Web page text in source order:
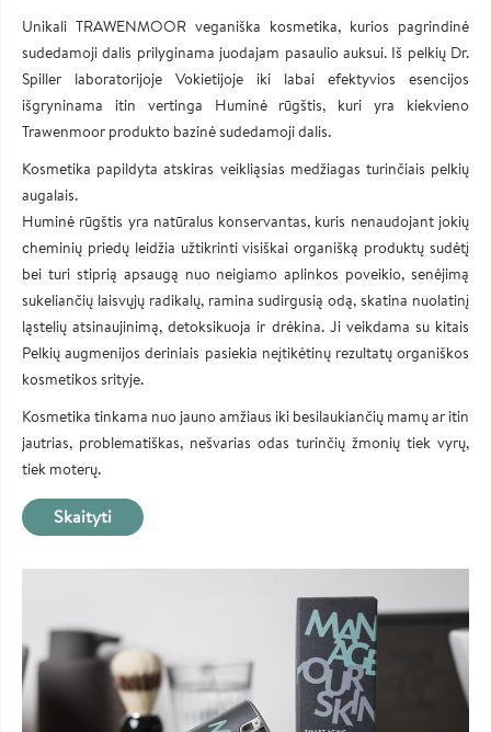
Unikali TRAWENMOOR veganiška kosmetika, kurios pagrindinė
sudedamoji dalis prilyginama juodajam pasaulio auksui. Iš pelkių Dr.
Spiller laboratorijoje Vokietijoje iki labai efektyvios esencijos
išgryninama itin vertinga Huminė rūgštis, kuri yra kiekvieno
Trawenmoor produkto bazinė sudedamoji dalis.
Kosmetika papildyta atskiras veikliąsias medžiagas turinčiais pelkių
augalais.
Huminė rūgštis yra natūralus konservantas, kuris nenaudojant jokių
cheminių priedų leidžia užtikrinti visiškai organišką produktų sudėtį
bei turi stiprią apsaugą nuo neigiamo aplinkos poveikio, senėjimą
sukeliančių laisvųjų radikalų, ramina sudirgusią odą, skatina nuolatinį
ląstelių atsinaujinimą, detoksikuoja ir drėkina. Ji veikdama su kitais
Pelkių augmenijos deriniais pasiekia neįtikėtinų rezultatų organiškos
kosmetikos srityje.
Kosmetika tinkama nuo jauno amžiaus iki besilaukiančių mamų ar itin
jautrias, problematiškas, nešvarias odas turinčių žmonių tiek vyrų,
tiek moterų.
Skaityti